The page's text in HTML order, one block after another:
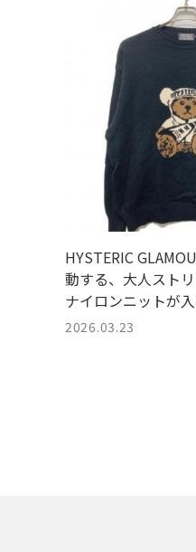
HYSTERIC
動する、大人スト
ナイロンニットが入
2026.03.23